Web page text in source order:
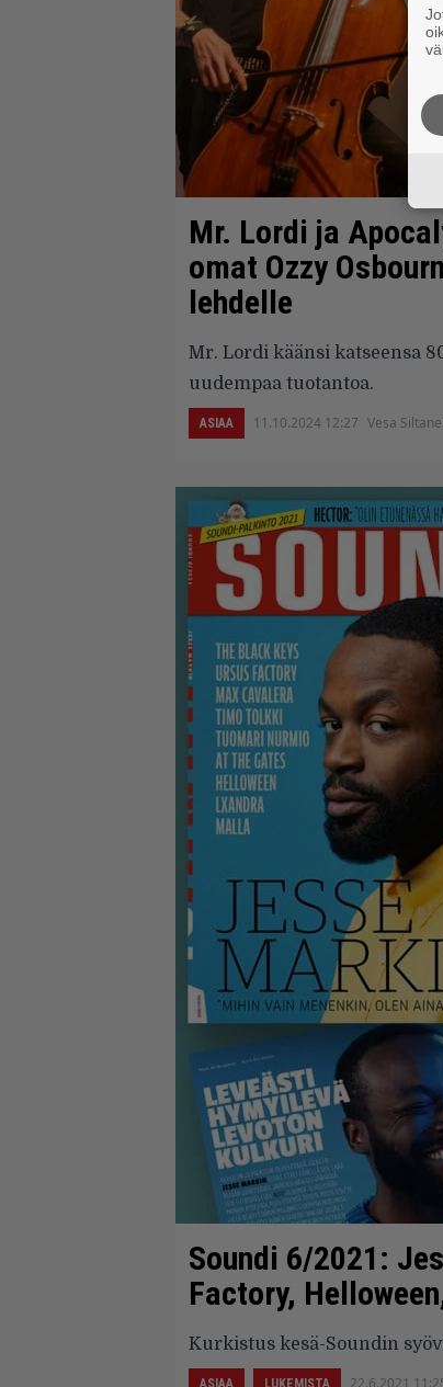
Mr. Lordi ja
omat Ozzy
lehdelle
Mr. Lordi käänsi katseensa
uudempaa tuotantoa.
ASIAA 11.10.2024 12:27 Vesa
Soundi 6/2021:
Factory,
Kurkistus kesä-Soundin
ASIAA LUKEMISTA 22.6.2021